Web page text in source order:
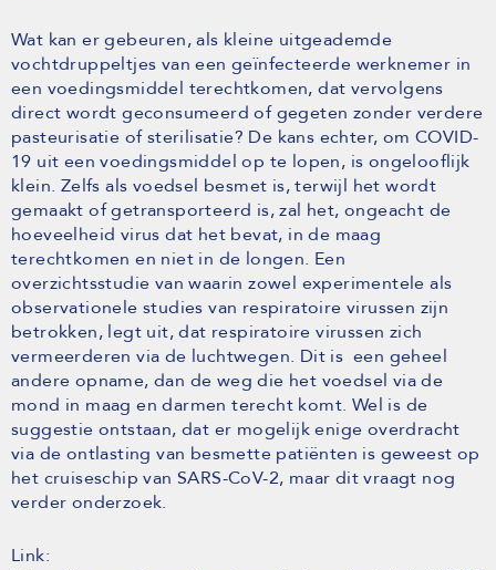
Wat kan er gebeuren, als kleine uitgeademde
vochtdruppeltjes van een geïnfecteerde werknemer in
een voedingsmiddel terechtkomen, dat vervolgens
direct wordt geconsumeerd of gegeten zonder verdere
pasteurisatie of sterilisatie? De kans echter, om COVID-
19 uit een voedingsmiddel op te lopen, is ongelooflijk
klein. Zelfs als voedsel besmet is, terwijl het wordt
gemaakt of getransporteerd is, zal het, ongeacht de
hoeveelheid virus dat het bevat, in de maag
terechtkomen en niet in de longen. Een
overzichtsstudie van waarin zowel experimentele als
observationele studies van respiratoire virussen zijn
betrokken, legt uit, dat respiratoire virussen zich
vermeerderen via de luchtwegen. Dit is een geheel
andere opname, dan de weg die het voedsel via de
mond in maag en darmen terecht komt. Wel is de
suggestie ontstaan, dat er mogelijk enige overdracht
via de ontlasting van besmette patiënten is geweest op
het cruiseschip van SARS-CoV-2, maar dit vraagt nog
verder onderzoek.
Link: